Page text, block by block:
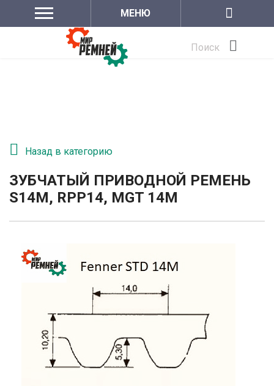
МЕНЮ
Поиск
Назад в категорию
ЗУБЧАТЫЙ ПРИВОДНОЙ РЕМЕНЬ
S14M, RPP14, MGT 14М